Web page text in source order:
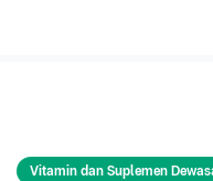
Vitamin dan Suplemen